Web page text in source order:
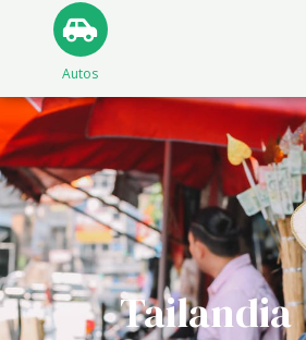
Autos
Tailandia